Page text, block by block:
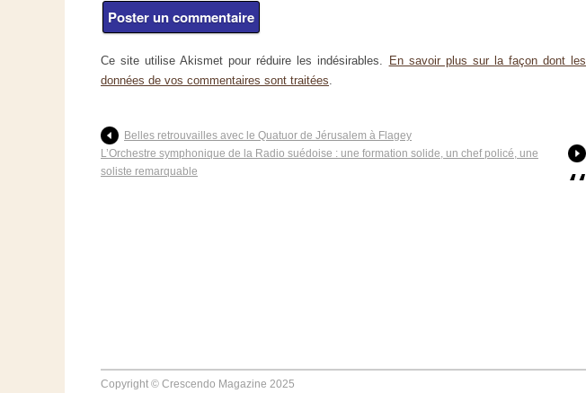
Ce site utilise Akismet pour réduire les indésirables.
En savoir plus sur la façon dont les
données de vos commentaires sont traitées.
Belles retrouvailles avec le Quatuor de Jérusalem à Flagey
L’Orchestre symphonique de la Radio suédoise : une formation solide, un chef policé, une
soliste remarquable
Copyright © Crescendo Magazine 2025